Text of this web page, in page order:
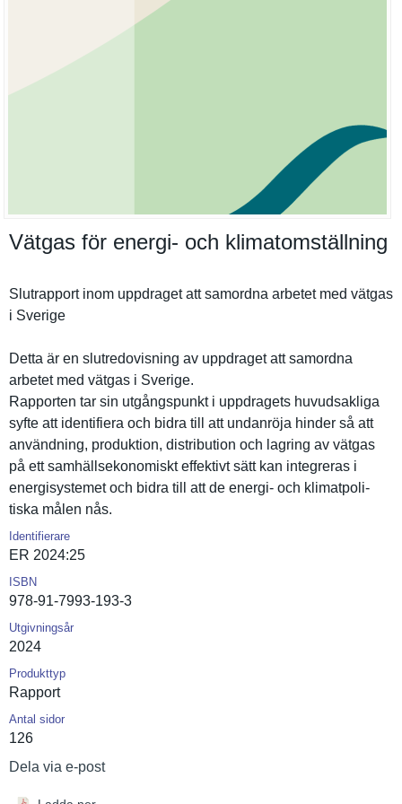
Vätgas för energi- och klimatomställning
Slutrappor­t inom uppdraget att samordna arbetet med vätgas
i Sverige
Detta är en slutredovi­sning av uppdraget att samordna
arbetet med vätgas i Sverige.
Rapporten tar sin utgångspun­kt i uppdragets huvudsakli­ga
syfte att identifier­a och bidra till att undanröja hinder så att
användning, produktion, distributi­on och lagring av vätgas
på ett samhällsek­onomiskt effektivt sätt kan integreras i
energisyst­emet och bidra till att de energi- och klimatpoli­
tiska målen nås.
Identifierare
ER 2024:25
ISBN
978-91-7993-193-3
Utgivningsår
2024
Produkttyp
Rapport
Antal sidor
126
Dela via e-post